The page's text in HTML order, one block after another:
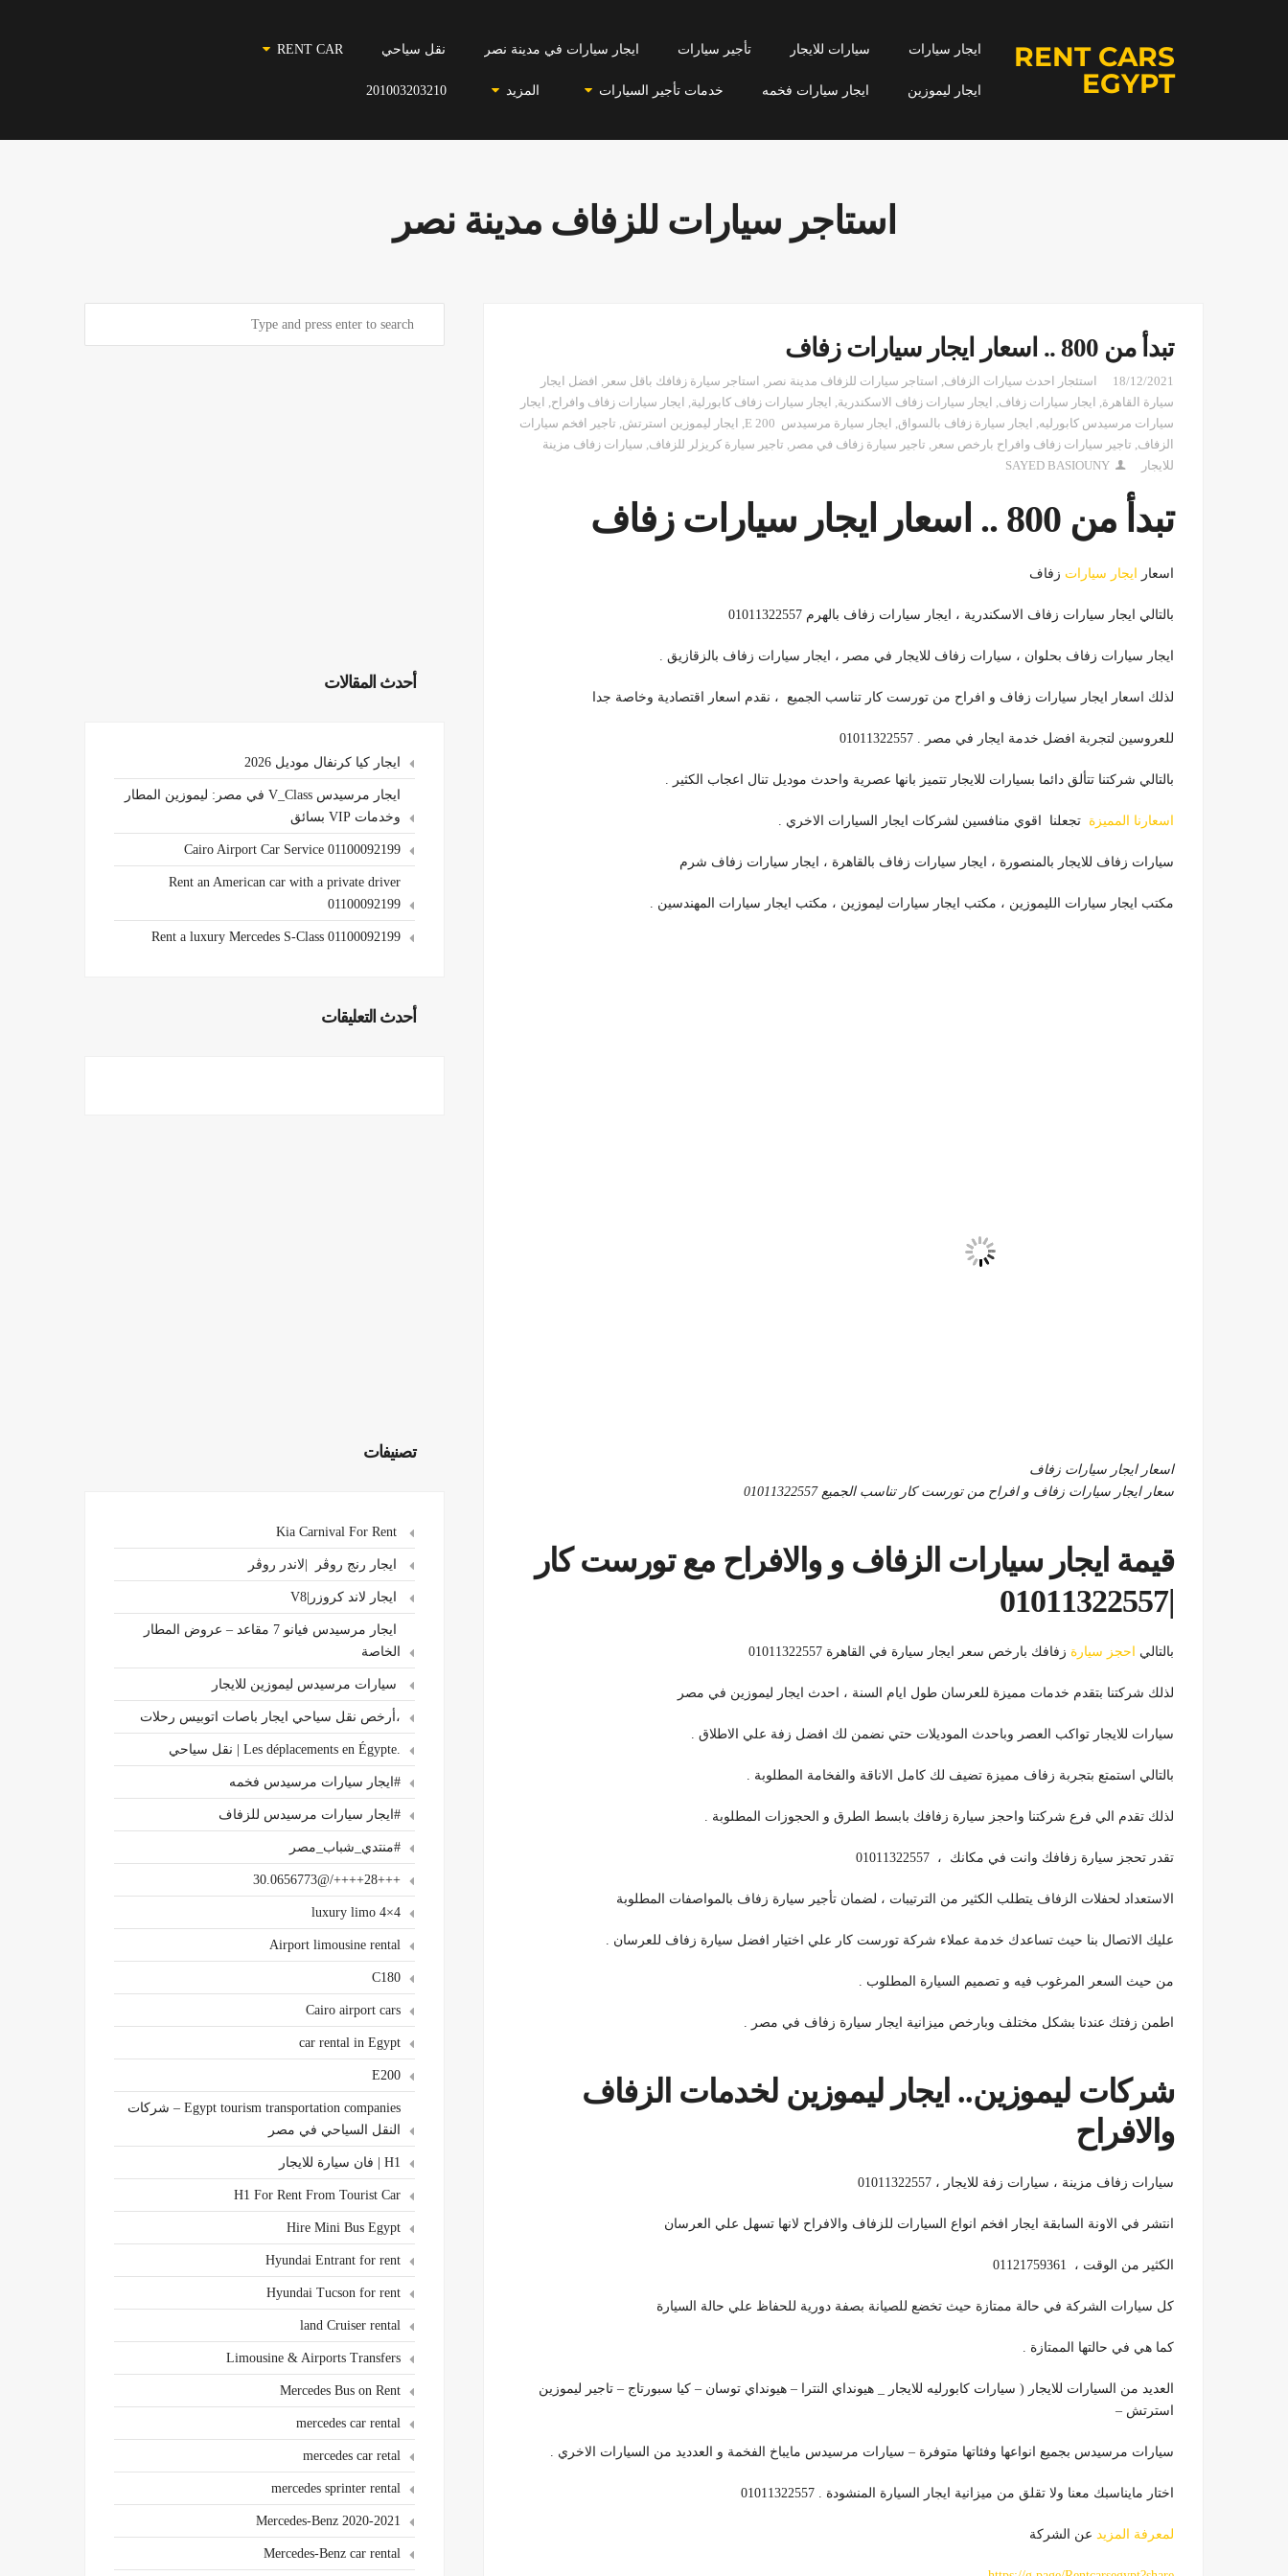
RENT CARS
EGYPT
ايجار سيارات سيارات للايجار تأجير سيارات ايجار سيارات في مدينة نصر نقل سياحي RENT CAR
ايجار ليموزين ايجار سيارات فخمه خدمات تأجير السيارات المزيد 201003203210
استاجر سيارات للزفاف مدينة نصر
تبدأ من 800 .. اسعار ايجار سيارات زفاف
18/12/2021 استئجار احدث سيارات الزفاف, استاجر سيارات للزفاف مدينة نصر , استاجر سيارة زفافك باقل سعر , افضل ايجار
سيارة القاهرة, ايجار سيارات زفاف, ايجار سيارات زفاف الاسكندرية, ايجار سيارات زفاف كابورلية, ايجار سيارات زفاف وافراح, ايجار
سيارات مرسيدس كابورليه, ايجار سيارة زفاف بالسواق, ايجار سيارة مرسيدس E 200 , ايجار ليموزين استرتش, تاجير افخم سيارات
الزفاف, تاجير سيارات زفاف وافراح بارخص سعر , تاجير سيارة زفاف في مصر , تاجير سيارة كريزلر للزفاف, سيارات زفاف مزينة
للايجار
SAYED BASIOUNY
تبدأ من 800 .. اسعار ايجار سيارات زفاف
اسعار ايجار سيارات زفاف
بالتالي ايجار سيارات زفاف الاسكندرية ، ايجار سيارات زفاف بالهرم 01011322557
ايجار سيارات زفاف بحلوان ، سيارات زفاف للايجار في مصر ، ايجار سيارات زفاف بالزقازيق .
لذلك اسعار ايجار سيارات زفاف و افراح من تورست كار تناسب الجميع ، نقدم اسعار اقتصادية وخاصة جدا
للعروسين لتجربة افضل خدمة ايجار في مصر . 01011322557
بالتالي شركتنا تتألق دائما بسيارات للايجار تتميز بانها عصرية واحدث موديل تنال اعجاب الكثير .
اسعارنا المميزة تجعلنا اقوي منافسين لشركات ايجار السيارات الاخري .
سيارات زفاف للايجار بالمنصورة ، ايجار سيارات زفاف بالقاهرة ، ايجار سيارات زفاف شرم
مكتب ايجار سيارات الليموزين ، مكتب ايجار سيارات ليموزين ، مكتب ايجار سيارات المهندسين .
اسعار ايجار سيارات زفاف
سعار ايجار سيارات زفاف و افراح من تورست كار تناسب الجميع 01011322557
قيمة ايجار سيارات الزفاف و والافراح مع تورست كار
|01011322557
بالتالي احجز سيارة زفافك بارخص سعر ايجار سيارة في القاهرة 01011322557
لذلك شركتنا بتقدم خدمات مميزة للعرسان طول ايام السنة ، احدث ايجار ليموزين في مصر
سيارات للايجار تواكب العصر وباحدث الموديلات حتي نضمن لك افضل زفة علي الاطلاق .
بالتالي استمتع بتجربة زفاف مميزة تضيف لك كامل الاناقة والفخامة المطلوبة .
لذلك تقدم الي فرع شركتنا واحجز سيارة زفافك بابسط الطرق و الحجوزات المطلوبة .
تقدر تحجز سيارة زفافك وانت في مكانك ، 01011322557
الاستعداد لحفلات الزفاف يتطلب الكثير من الترتيبات ، لضمان تأجير سيارة زفاف بالمواصفات المطلوبة
عليك الاتصال بنا حيث تساعدك خدمة عملاء شركة تورست كار علي اختيار افضل سيارة زفاف للعرسان .
من حيث السعر المرغوب فيه و تصميم السيارة المطلوب .
اطمن زفتك عندنا بشكل مختلف وبارخص ميزانية ايجار سيارة زفاف في مصر .
شركات ليموزين.. ايجار ليموزين لخدمات الزفاف
والافراح
سيارات زفاف مزينة ، سيارات زفة للايجار ، 01011322557
انتشر في الاونة السابقة ايجار افخم انواع السيارات للزفاف والافراح لانها تسهل علي العرسان
الكثير من الوقت ، 01121759361
كل سيارات الشركة في حالة ممتازة حيث تخضع للصيانة بصفة دورية للحفاظ علي حالة السيارة
كما هي في حالتها الممتازة .
العديد من السيارات للايجار ( سيارات كابورليه للايجار _ هيونداي النترا – هيونداي توسان – كيا سبورتاج – تاجير ليموزين
استرتش –
سيارات مرسيدس بجميع انواعها وفئاتها متوفرة – سيارات مرسيدس مايباخ الفخمة و العدديد من السيارات الاخري .
اختار مايناسبك معنا ولا تقلق من ميزانية ايجار السيارة المنشودة . 01011322557
لمعرفة المزيد عن الشركة
أحدث المقالات
ايجار كيا كرنفال موديل 2026
ايجار مرسيدس V_Class في مصر: ليموزين المطار
وخدمات VIP بسائق
Cairo Airport Car Service 01100092199
Rent an American car with a private driver
01100092199
Rent a luxury Mercedes S-Class 01100092199
أحدث التعليقات
تصنيفات
ايجار رنج روڤر |لاندر روڤر
ايجار لاند كروزر|V8
ايجار مرسيدس فيانو 7 مقاعد – عروض المطار
الخاصة
سيارات مرسيدس ليموزين للايجار
،أرخص نقل سياحي ايجار باصات اتوبيس رحلات
.Les déplacements en Égypte | نقل سياحي
#ايجار سيارات مرسيدس فخمه
#ايجار سيارات مرسيدس للزفاف
#منتدي_شباب_مصر
+++28++++/@30.0656773
4×4 luxury limo
Airport limousine rental
C180
Cairo airport cars
car rental in Egypt
E200
Egypt tourism transportation companies – شركات
النقل السياحي في مصر
H1 | فان سيارة للايجار
H1 For Rent From Tourist Car
Hire Mini Bus Egypt
Hyundai Entrant for rent
Hyundai Tucson for rent
land Cruiser rental
Limousine & Airports Transfers
Mercedes Bus on Rent
mercedes car rental
mercedes car retal
mercedes sprinter rental
Mercedes-Benz 2020-2021
Mercedes-Benz car rental